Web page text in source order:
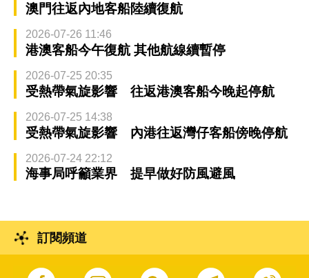
澳門往返內地客船陸續復航
2026-07-26 11:46
港澳客船今午復航 其他航線續暫停
2026-07-25 20:35
受熱帶氣旋影響 往返港澳客船今晚起停航
2026-07-25 14:38
受熱帶氣旋影響 內港往返灣仔客船傍晚停航
2026-07-24 22:12
海事局呼籲業界 提早做好防風避風
訂閱頻道